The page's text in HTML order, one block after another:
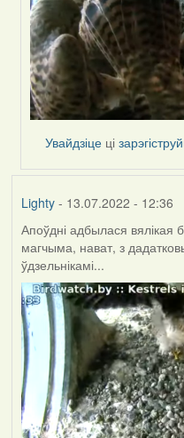
Увайдзіце ці
Lighty- 13.07.2022 - 12:36
Апоўдні адбылася вялікая
магчыма, нават, з
ўдзельнікамі...